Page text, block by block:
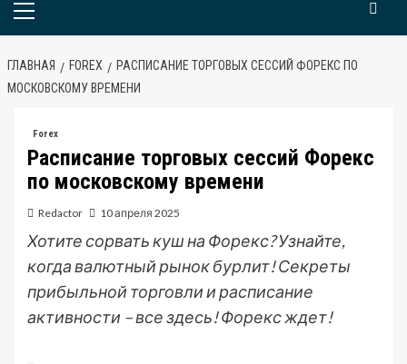
Основное
ГЛАВНАЯ FOREX
РАСПИСАНИЕ ТОРГОВЫХ СЕССИЙ ФОРЕКС ПО
МОСКОВСКОМУ ВРЕМЕНИ
Forex
Расписание торговых сессий Форекс
по московскому времени
Redactor 10 апреля 2025
Хотите сорвать куш на Форекс? Узнайте,
когда валютный рынок бурлит! Секреты
прибыльной торговли и расписание
активности – все здесь! Форекс ждет!